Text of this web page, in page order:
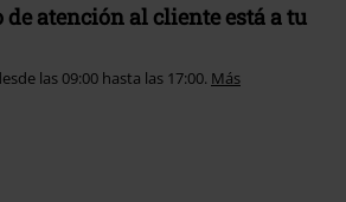
atención al cliente está a tu
las 09:00 hasta las 17:00. Más